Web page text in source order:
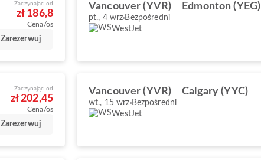
Zaczynając od
zł 186,8
Cena/os
Zarezerwuj
Vancouver (YVR) Edmonton (YEG)
pt., 4 wrz Bezpośredni
WestJet
Zaczynając od
zł 202,45
Cena/os
Zarezerwuj
Vancouver (YVR) Calgary (YYC)
wt., 15 wrz Bezpośredni
WestJet